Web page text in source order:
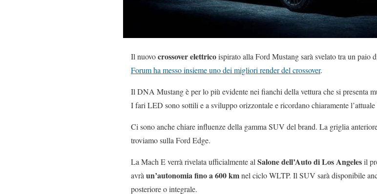
Il nuovocrossover elettricoispirato alla Ford Mustang sarà svelato tra un paio
Forum ha messo insieme uno dei migliori render del crossover.
Il DNA Mustang è per lo più evidente nei fianchi della vettura che si presenta
I fari LED sono sottili e a sviluppo orizzontale e ricordano chiaramente
Ci sono anche chiare influenze della gamma SUV del brand. La griglia
troviamo sulla Ford Edge.
La Mach E verrà rivelata ufficialmente al Salone dell’Auto di Los Angelesil
avrà un’autonomia fino a 600 kmnel ciclo WLTP. Il SUV sarà disponibile
posteriore o integrale.